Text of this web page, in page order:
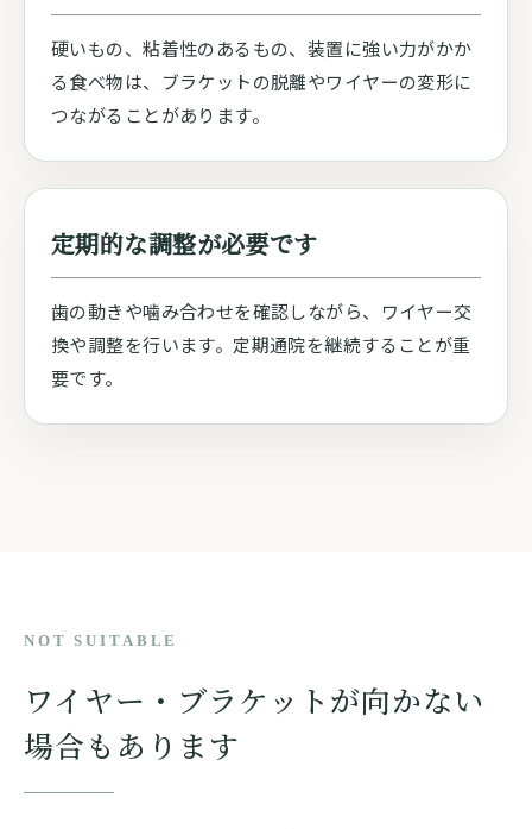
硬いもの、粘着性のあるもの、装置に強い力がかか
る食べ物は、ブラケットの脱離やワイヤーの変形に
つながることがあります。
定期的な調整が必要です
歯の動きや噛み合わせを確認しながら、ワイヤー交
換や調整を行います。定期通院を継続することが重
要です。
NOT SUITABLE
ワイヤー・ブラケットが向かない
場合もあります